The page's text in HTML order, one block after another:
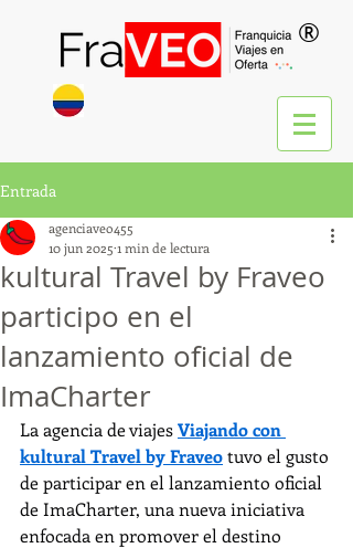
®
Entrada
kultural Travel by Fraveo
participo en el
lanzamiento oficial de
ImaCharter
agenciaveo455
10 jun 2025 1 min de lectura
La agencia de viajes Viajando con
kultural Travel by Fraveo tuvo el gusto
de participar en el lanzamiento oficial
de ImaCharter, una nueva iniciativa
enfocada en promover el destino